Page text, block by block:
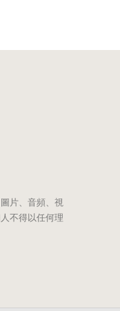
片、音頻、視
不得以任何理